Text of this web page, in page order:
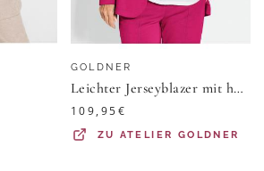
GOLDNER
Leichter Jerseyblazer mit höchster Bewegungsfreiheit - pink - Gr. 48 von Goldner Fashion
109,95€
ZU ATELIER GOLDNER